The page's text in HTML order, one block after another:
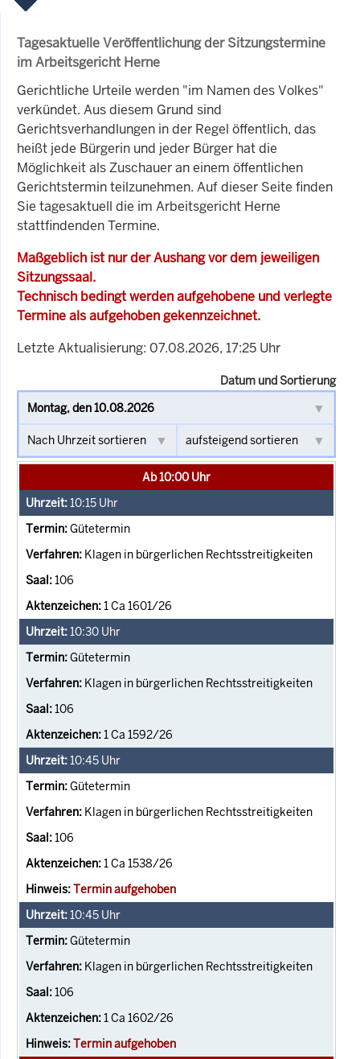
Tagesaktuelle Veröffentlichung der Sitzungstermine
im Arbeitsgericht Herne
Gerichtliche Urteile werden "im Namen des Volkes"
verkündet. Aus diesem Grund sind
Gerichtsverhandlungen in der Regel öffentlich, das
heißt jede Bürgerin und jeder Bürger hat die
Möglichkeit als Zuschauer an einem öffentlichen
Gerichtstermin teilzunehmen. Auf dieser Seite finden
Sie tagesaktuell die im Arbeitsgericht Herne
stattfindenden Termine.
Maßgeblich ist nur der Aushang vor dem jeweiligen
Sitzungssaal.
Technisch bedingt werden aufgehobene und verlegte
Termine als aufgehoben gekennzeichnet.
Letzte Aktualisierung: 07.08.2026, 17:25 Uhr
Datum und Sortierung
Ab 10:00 Uhr
10:15 Uhr
Gütetermin
Klagen in bürgerlichen Rechtsstreitigkeiten
106
1 Ca 1601/26
10:30 Uhr
Gütetermin
Klagen in bürgerlichen Rechtsstreitigkeiten
106
1 Ca 1592/26
10:45 Uhr
Gütetermin
Klagen in bürgerlichen Rechtsstreitigkeiten
106
1 Ca 1538/26
Termin aufgehoben
10:45 Uhr
Gütetermin
Klagen in bürgerlichen Rechtsstreitigkeiten
106
1 Ca 1602/26
Termin aufgehoben